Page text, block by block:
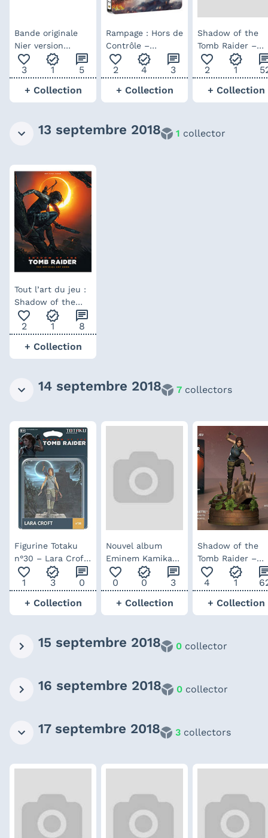
Bande originale
Nier version
orchestral –
édition limitée
favorite_outline
3
verified
1
chat
5
+ Collection
Rampage : Hors de
Contrôle –
steelbook édition
limitée
favorite_outline
2
verified
4
chat
3
+ Collection
Shadow of the
Tomb Raider –
édition Croft
favorite_outline
2
verified
1
+ Collection
13 septembre 2018 1 collector
Tout l’art du jeu :
Shadow of the
Tomb Raider –
artbook (français)
favorite_outline
2
verified
1
chat
8
+ Collection
14 septembre 2018 7 collectors
Figurine Totaku
n°30 – Lara Croft
dans Shadow of
the Tomb Raider
favorite_outline
1
verified
3
chat
0
+ Collection
Nouvel album
Eminem Kamikaze
– édition limitée
vinyle red camo
favorite_outline
0
verified
0
chat
3
+ Collection
Shadow of the
Tomb Raider –
édition collector
favorite_outline
4
verified
1
+ Collection
15 septembre 2018 0 collector
16 septembre 2018 0 collector
17 septembre 2018 3 collectors